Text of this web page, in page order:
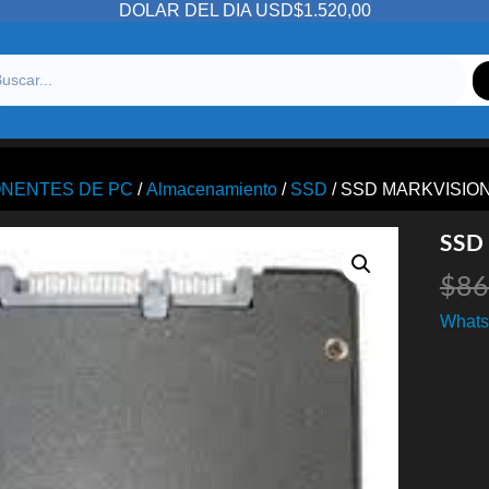
DOLAR DEL DIA USD$1.520,00
DE PC /Almacenamiento / SSD / SSD
$